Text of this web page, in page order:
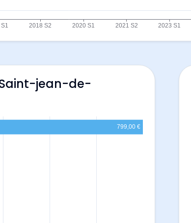
jean-de-